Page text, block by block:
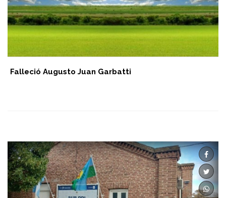
Falleció Augusto Juan Garbatti